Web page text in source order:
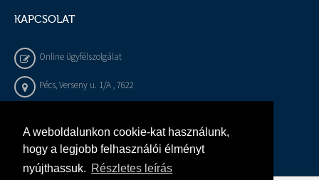
A weboldalunkon cookie-kat használunk,
hogy a legjobb felhasználói élményt
nyújthassuk. Részletes leírás
KAPCSOLAT
Online ügyfélszolgálat
Pécs, Verseny u. 1/A , 7622
info@gepeszbolt.hu